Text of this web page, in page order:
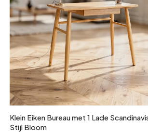
Klein Eiken Bureau met 1 Lade
Stijl Bloom